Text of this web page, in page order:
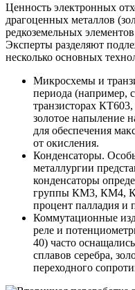
Ценность электронных
драгоценных металлов
редкоземельных
Эксперты разделяют
несколько основных
Микросхемы и
периода (например,
транзисторах
золотое напыление
для обеспечения
от окисления.
Конденсаторы.
металлургии
конденсаторы
группы КМ3, КМ4,
процент палладия и
Коммутационные
реле и
40) часто
сплавов серебра,
переходного